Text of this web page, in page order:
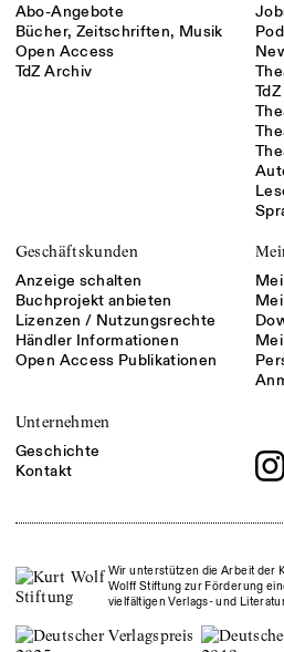
Abo-Angebote
Bücher, Zeitschriften, Musik
Open Access
TdZ Archiv
Geschäftskunden
Anzeige schalten
Buchprojekt anbieten
Lizenzen / Nutzungsrechte
Händler Informationen
Open Access Publikationen
Unternehmen
Geschichte
Kontakt
Wir unterstützen die Arbeit der
Wolff Stiftung zur Förderung
vielfältigen Verlags- und